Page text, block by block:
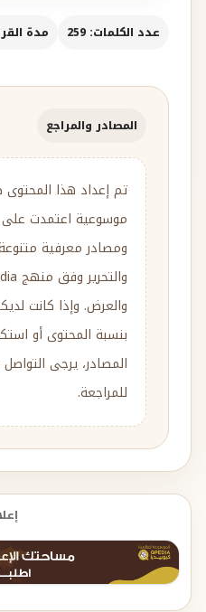
عدد الكلمات: 259 مدة
المصادر والمراجع
تم إعداد هذا
موسوعية اعتمدت على
ومصادر معرفية
والعرض. وإذا كانت
بنسبة المحتوى أو
المصادر، يرجى
للمراجعة.